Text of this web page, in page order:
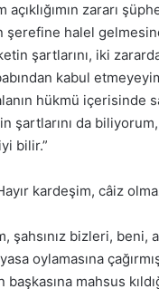
zararı
şerefine halel
şartlarını, iki
kabul
hükmü içerisinde
şartlarını da
bilir.”
kardeşim, câiz
şahsınız bizleri, beni,
oylamasına
başkasına mahsus